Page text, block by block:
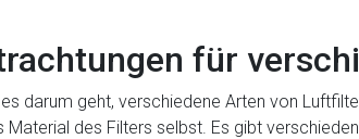
für
darum geht, verschiedene Arten von
Material des Filters selbst. Es gibt